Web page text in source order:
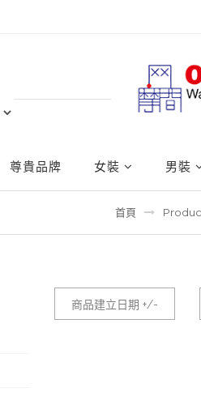
尊貴品牌 女裝 男裝
首頁
商品建立日期 +/-